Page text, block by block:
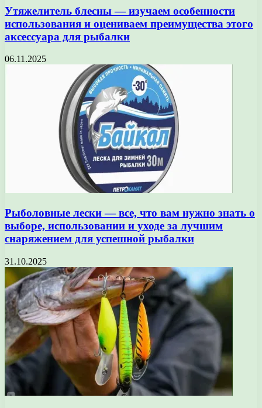
Утяжелитель блесны — изучаем особенности
использования и оцениваем преимущества этого
аксессуара для рыбалки
06.11.2025
Рыболовные лески — все, что вам нужно знать о
выборе, использовании и уходе за лучшим
снаряжением для успешной рыбалки
31.10.2025